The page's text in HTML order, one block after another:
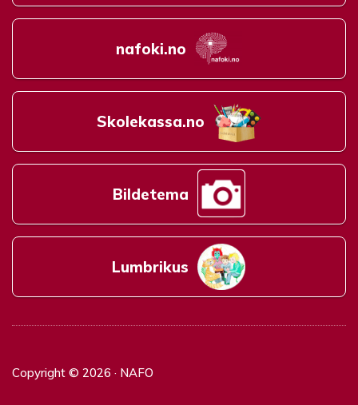
nafoki.no
Skolekassa.no
Bildetema
Lumbrikus
Copyright © 2026 · NAFO